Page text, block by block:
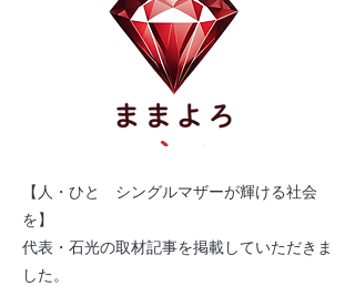
【人・ひと シングルマザーが輝ける社会
を】
代表・石光の取材記事を掲載していただきま
した。